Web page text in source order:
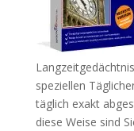
speziellen
täglich exakt
diese Weise sind